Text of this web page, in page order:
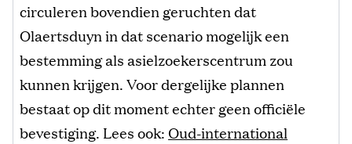
circuleren bovendien geruchten dat
Olaertsduyn in dat scenario mogelijk een
bestemming als asielzoekerscentrum zou
kunnen krijgen. Voor dergelijke plannen
bestaat op dit moment echter geen officiële
bevestiging. Lees ook:Oud-international